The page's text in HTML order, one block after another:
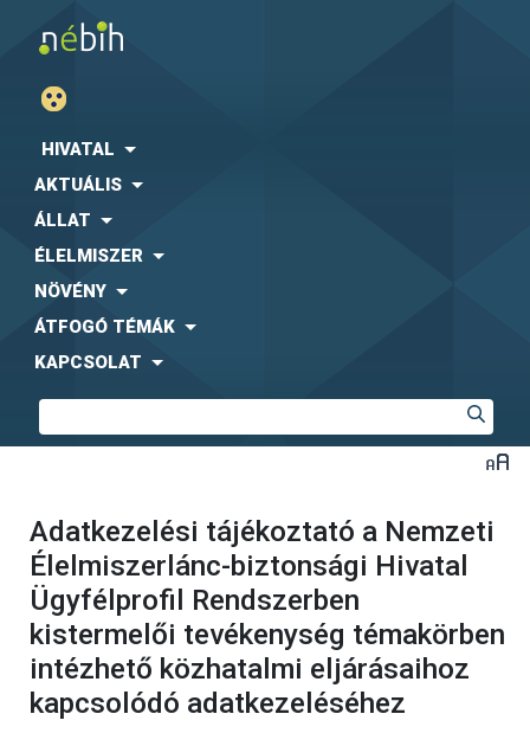
HIVATAL
AKTUÁLIS
ÁLLAT
ÉLELMISZER
NÖVÉNY
ÁTFOGÓ TÉMÁK
KAPCSOLAT
Adatkezelési tájékoztató a Nemzeti
Élelmiszerlánc-biztonsági Hivatal
Ügyfélprofil Rendszerben
kistermelői tevékenység témakörben
intézhető közhatalmi eljárásaihoz
kapcsolódó adatkezeléséhez